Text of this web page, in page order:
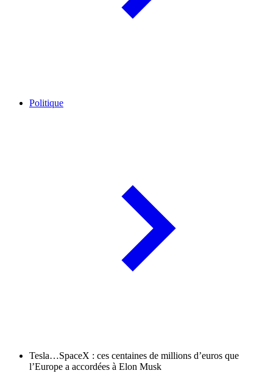
Politique
Tesla…SpaceX : ces centaines de millions d’euros que
l’Europe a accordées à Elon Musk